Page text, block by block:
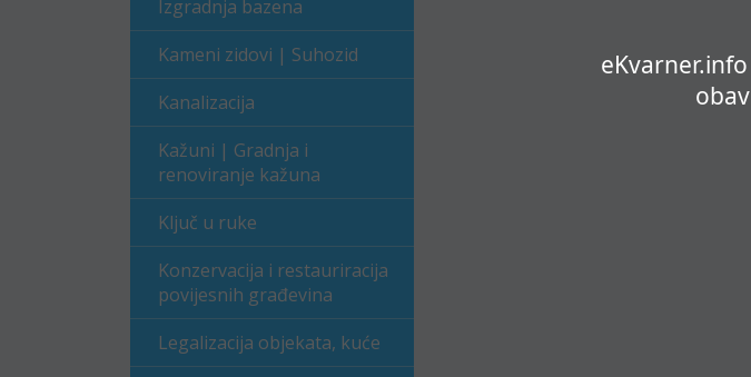
Izgradnja bazena
Kameni zidovi | Suhozid
Kanalizacija
Kažuni | Gradnja i
renoviranje kažuna
Ključ u ruke
Konzervacija i restauriracija
povijesnih građevina
Legalizacija objekata, kuće